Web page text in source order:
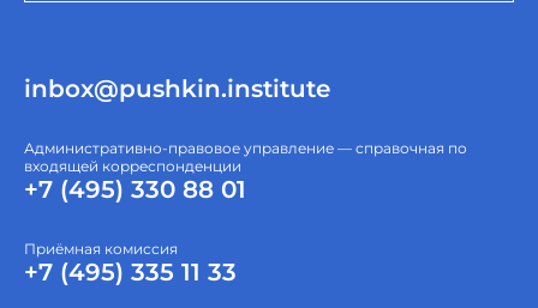
inbox@pushkin.institute
Административно-правовое управление — справочная по
входящей корреспонденции
+7 (495) 330 88 01
Приёмная комиссия
+7 (495) 335 11 33